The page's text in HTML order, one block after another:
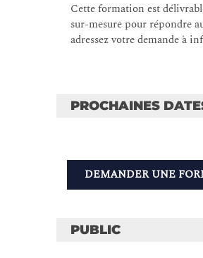
Cette formation est
sur-mesure pour répondre
adressez votre demande à
PROCHAINES
DEMANDER UNE
PUBLIC